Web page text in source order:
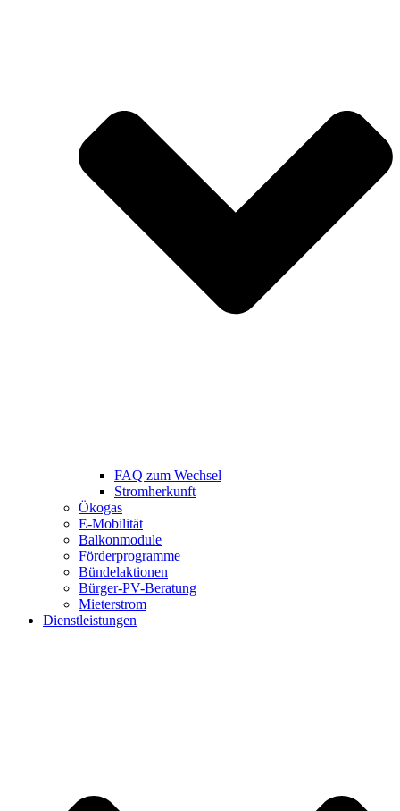
FAQ zum Wechsel
Stromherkunft
Ökogas
E-Mobilität
Balkonmodule
Förderprogramme
Bündelaktionen
Bürger-PV-Beratung
Mieterstrom
Dienstleistungen